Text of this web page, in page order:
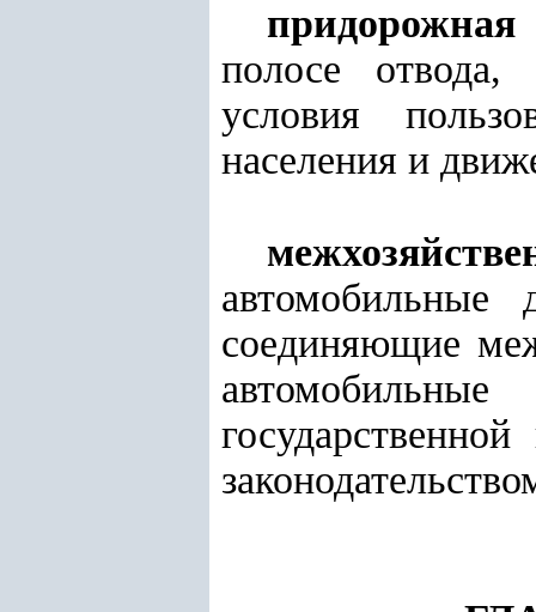
придорожная
полосе отвода,
условия
населения и
соединяющие